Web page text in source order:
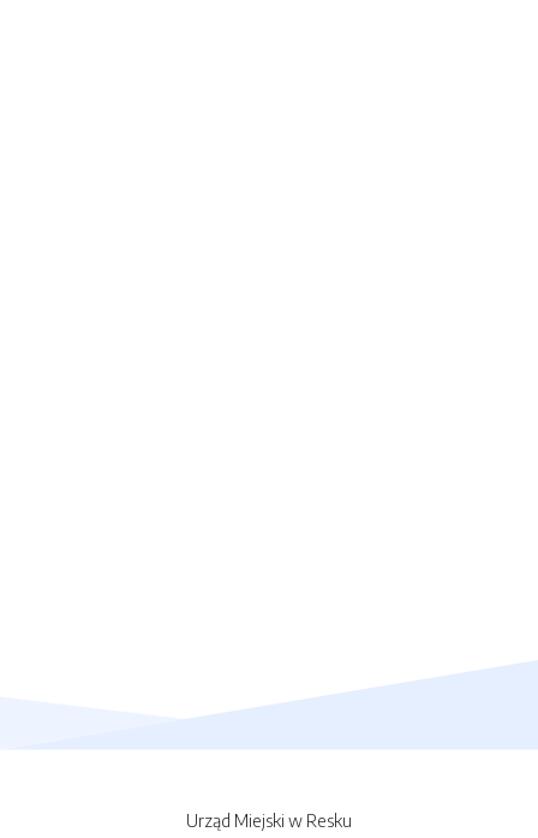
Urząd Miejski w Resku